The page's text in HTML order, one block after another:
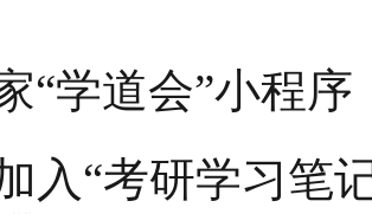
“学道会”小程序
入“考研学习笔